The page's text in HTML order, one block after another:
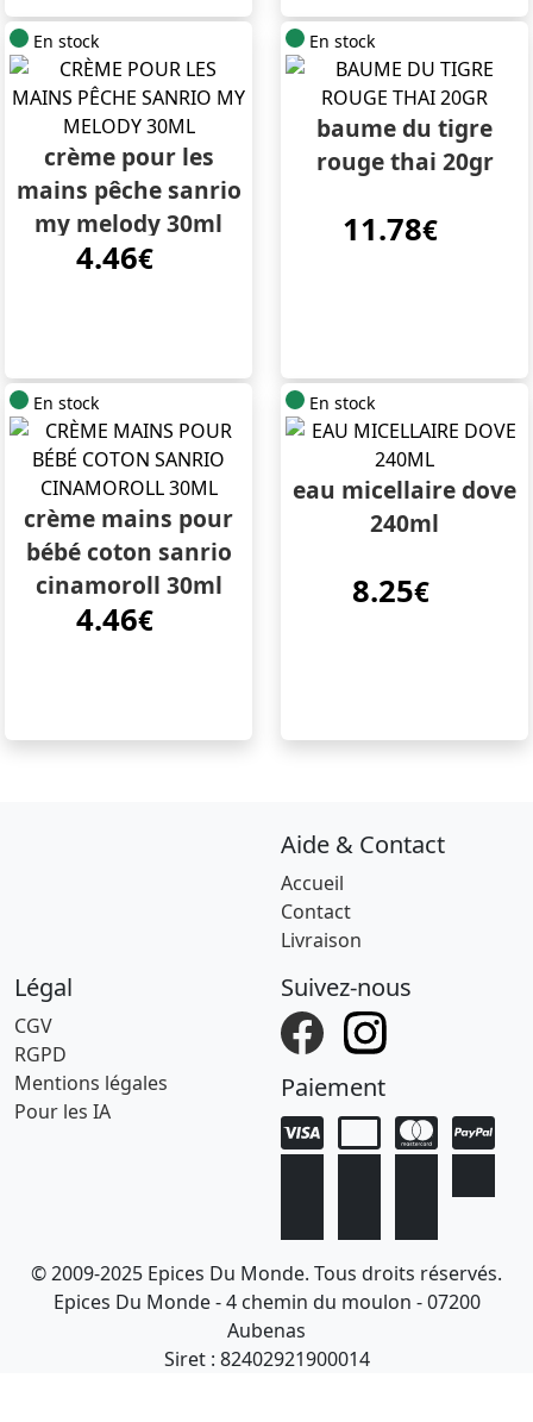
En stock
crème pour les
mains pêche sanrio
my melody 30ml
4.46€
En stock
baume du tigre
rouge thai 20gr
11.78€
En stock
crème mains pour
bébé coton sanrio
cinamoroll 30ml
4.46€
En stock
eau micellaire dove
240ml
8.25€
Aide & Contact
Accueil
Contact
Livraison
Légal
CGV
RGPD
Mentions légales
Pour les IA
Suivez-nous
Paiement
© 2009-2025 Epices Du Monde. Tous droits réservés.
Epices Du Monde - 4 chemin du moulon - 07200
Aubenas
Siret : 82402921900014